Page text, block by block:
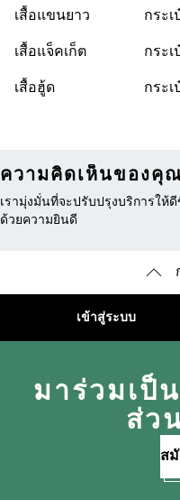
เสื้อแขนยาว
เสื้อแจ็คเก็ต
เสื้อฮู้ด
กระเ
กระเ
กระ
ความคิดเห็นของคุ
เรามุ่งมั่นที่จะปรับปรุงบริการใ
ด้วยความยินดี
เข้าสู่ระบบ
มาร่วมเป็
ส่ว
ส